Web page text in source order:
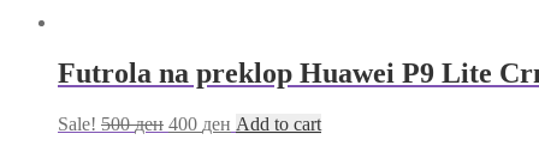
Futrola na preklop Huawei P9 Lite
Sale! 500ден 400 ден Add to cart